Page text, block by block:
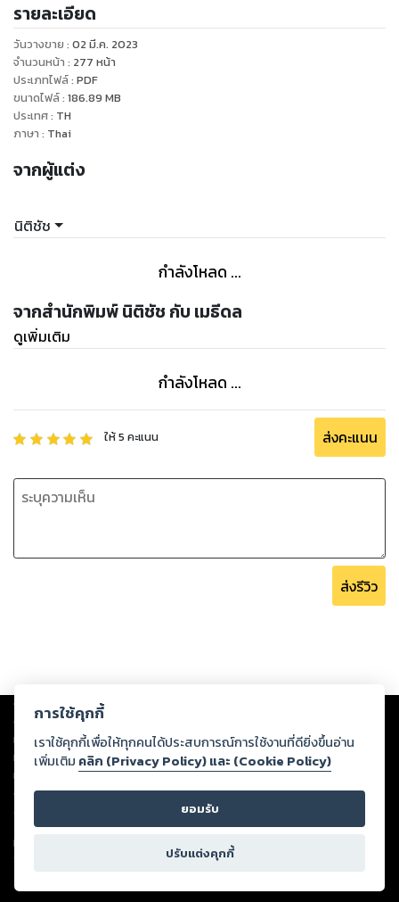
อยู่เมืองกรุงเก่า โดยมีจุดเริ่มต้นที่ ลุงปุ่น ได้ไปถวายฏีกาต่อ
พระพุทธเจ้าหลวง (รัชกาลที่ 5) ช่วงที่ทรงเสด็จประพาสต้นที่
บางไทร ว่าเหตุใดที่ดินของครอบครัวตนได้ตกเป็นกรรมสิทธิ์ของ
คนอื่นแล้ว อีกทั้งสมาชิกในครอบครัวก็หายสาบสูญไป ไม่เจอะเจอ
ใครอีกเลย จากโศกนาฏกรรมในเหตุการณ์เพลิงไหม้เรือน และโจร
อั้งยี่บุกปล้นปืนในเรือน เมื่อ 37 ปีก่อน โดยจุดเริ่มก็คือ มีเด็กชาย
อาวาสเก็บไว้ ซึ่งเป็นวัดเดียวกับที่ลุงปุ่นไปเป็นสัปเหร่อ โดยที่เพิ่ง
ลุงปุ่นต้องการตามหาญาติที่หายสาบสูญ ที่แท้แม่ชียายปาน ก็คือ
หายตัวไปจากเรือนนับตั้งแต่เหตุการณ์หนีออกจากบ้าน ช่วงที่
ทะเลาะกับท่านเจ้าคุณที่กีดกันคุณปี่ไม่ให้คบหาดูใจกับนายมาด
ทาสหนุ่มในเรือน 2 ตำรวจหนุ่มตั้งต้นนำสืบจากบริเวณที่ดินของ
พระยาประจักษ์ ยิ่งสืบก้าวหน้าไปเรื่อยๆ ก็ยิ่งทำให้ 2 ตำรวจหนุ่มอึ้ง
ทึ่ง ตะลึงงัน กับเรื่องราวที่เกิดขึ้นในเรือนพระยาประจักษ์ ซึ่ง เต็มไป
ด้วย เรื่องราว ความผิดบาป อยุติธรรม จนก่อให้เกิดคดีฆาตกรรม
สะเทือนขวัญ ต่อเนื่องตามมามากมาย อย่างที่ไม่คาดคิด พบกับ
เรื่องราวความตื่นเต้น เข้มข้นทุกบรรทัด ของนวนิยายแนวสืบสวน
สอบสวนแนวใหม่ ที่จับเอาไสยศาตร์กับวิทยาศาสตร์มาบรรจบกัน
และกลวิธีการเล่าเรื่อง และตามสืบคดี อย่างที่คุณผู้อ่านไม่เคย
สัมผัสมาก่อน
รายละเอียด
วันวางขาย : 02 มี.ค. 2023
จำนวนหน้า : 277 หน้า
ประเภทไฟล์: PDF
ขนาดไฟล์: 186.89 MB
ประเทศ: TH
ภาษา : Thai
จากผู้แต่ง
นิติชัช
กำลังโหลด ...
จากสำนักพิมพ์ นิติชัช กับ เมธีดล
ดูเพิ่มเติม
กำลังโหลด ...
ให้5 คะแนน ส่งคะแนน
ส่งรีวิว
Copyright © 2026
ต่อผลงานหรือเนื้อหาใดที่อัปโหลดผ่านเว็บไซต์และปรากฏว่าละเมิดสิทธิใน
ทรัพย์สินทางปัญญาของบุคคลอื่นหรือขัดต่อกฎหมายและศีลธรรม ดังนั้น ผู้อ่าน
ทุกท่านโปรดใช้วิจารณญาณในการกลั่นกรองด้วยตนเอง และหากท่านพบว่าส่วน
หนึ่งส่วนใดขัดต่อกฎหมายและศีลธรรม กรุณาแจ้งมายังบริษัท เพื่อทีมงานจะได้
ดำเนินการในทันที ทั้งนี้ ทางสตอรี่ล็อกขอสงวนลิขสิทธิ์ตามพระราชบัญญัติ
ลิขสิทธิ์ พ.ศ. 2537 (ฉบับล่าสุด)
For support: member@ookbee.com
Version
การใช้คุกกี้
เราใช้คุกกี้เพื่อให้ทุกคนได้ประสบการณ์การใช้งานที่ดียิ่งขึ้นอ่าน
เพิ่มเติม คลิก (Privacy Policy) และ (Cookie Policy)
ยอมรับ
ปรับแต่งคุกกี้